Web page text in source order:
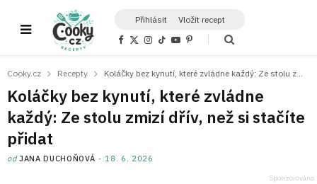
Přihlásit Vložit recept
F
b
o
k
X
i
t
e
r
)
I
a
a
m
T
o
Y
u
e
P
e
e
s
t
Cooky.cz Recepty
Koláčky bez kynutí, které zvládne
každý: Ze stolu zmizí dřív, než si stačíte
přidat
odJANA DUCHOŇOVÁ 18. 6. 2026